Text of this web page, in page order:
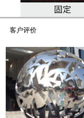
客户评价